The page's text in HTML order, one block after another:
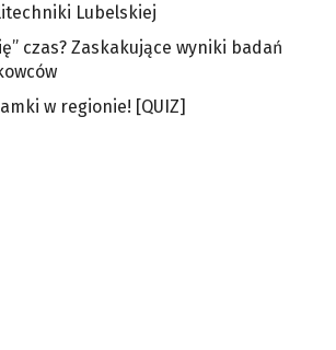
Lubelskiej
czas? Zaskakujące wyniki badań
w regionie! [QUIZ]